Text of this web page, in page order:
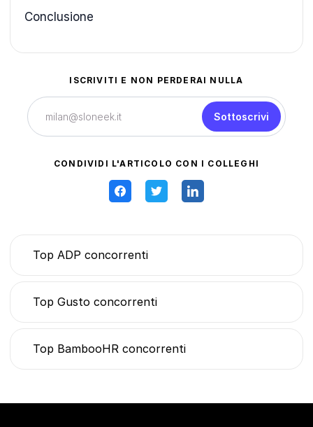
Conclusione
ISCRIVITI E NON PERDERAI NULLA
Sottoscrivi
CONDIVIDI L'ARTICOLO CON I COLLEGHI
Top ADP concorrenti
Top Gusto concorrenti
Top BambooHR concorrenti